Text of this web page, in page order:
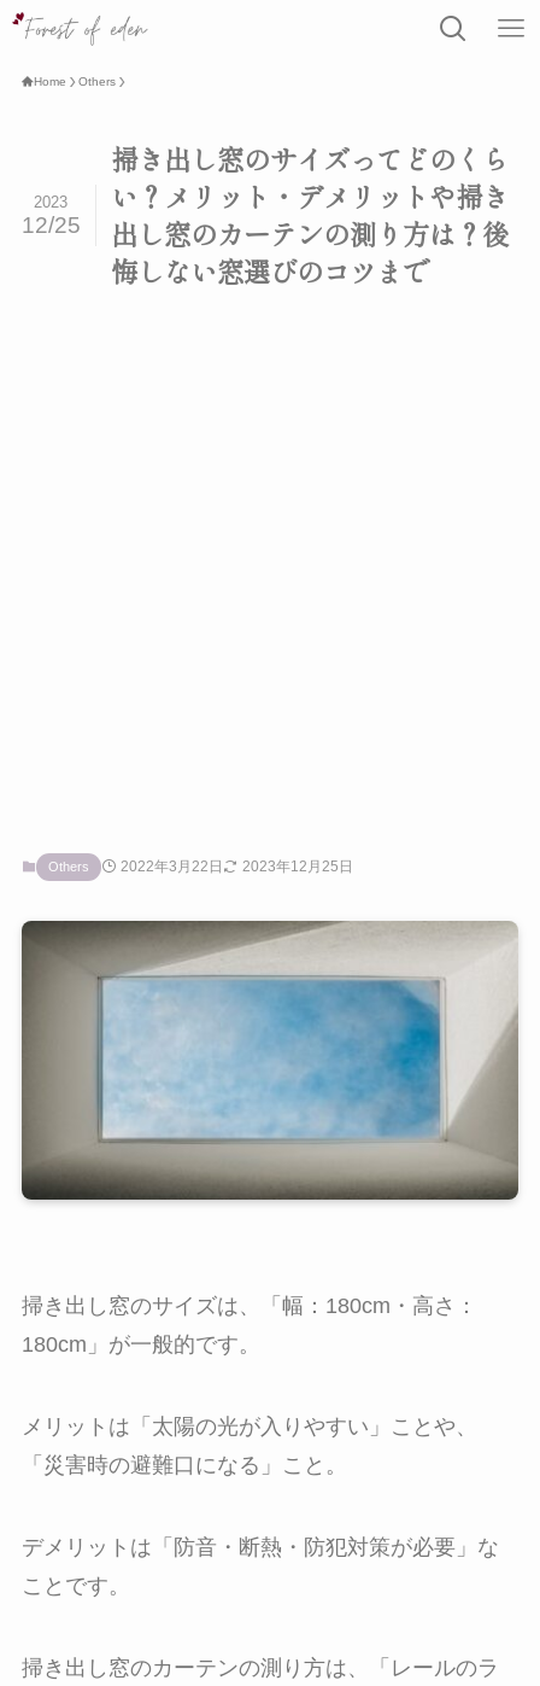
Home Others
掃き出し窓のサイズってどのくら
い？メリット・デメリットや掃き
出し窓のカーテンの測り方は？後
悔しない窓選びのコツまで
2023
12/25
Others 2022年3月22日 2023年12月25日
掃き出し窓のサイズは、「幅：180cm・高さ：
180cm」が一般的です。
メリットは「太陽の光が入りやすい」ことや、
「災害時の避難口になる」こと。
デメリットは「防音・断熱・防犯対策が必要」な
ことです。
掃き出し窓のカーテンの測り方は、「レールのラ